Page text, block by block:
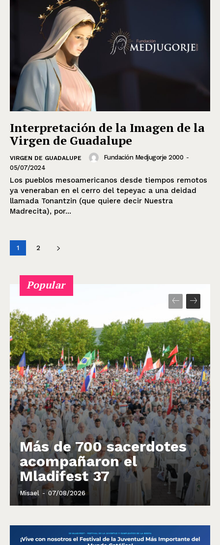
Interpretación de la Imagen de la
Virgen de Guadalupe
VIRGEN DE GUADALUPE Fundación Medjugorje 2000 -
05/07/2024
Los pueblos mesoamericanos desde tiempos remotos
ya veneraban en el cerro del tepeyac a una deidad
llamada Tonantzin (que quiere decir Nuestra
Madrecita), por...
1 2
Popular
Más de 700 sacerdotes
acompañaron el
Mladifest 37
Misael - 07/08/2026